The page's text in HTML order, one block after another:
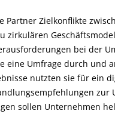
Partner Zielkonflikte
zirkulären
bei der
eine Umfrage durch und
nutzten sie für ein
zur
sollen Unternehmen